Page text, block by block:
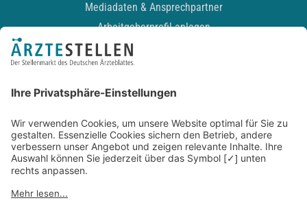
Mediadaten & Ansprechpartner
Arbeitgeberprofil anlegen
Recruiting-Podcast
Kontakt
Datenschutz
Newsletter